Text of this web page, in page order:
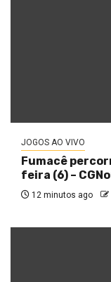
JOGOS AO VIVO
Fumacê
feira (6) –
12 minutos ago